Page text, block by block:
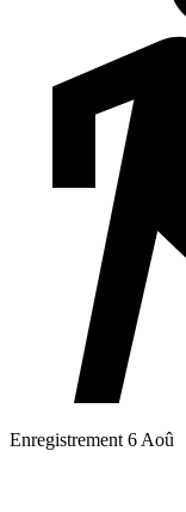
Enregistrement 6 Aoû